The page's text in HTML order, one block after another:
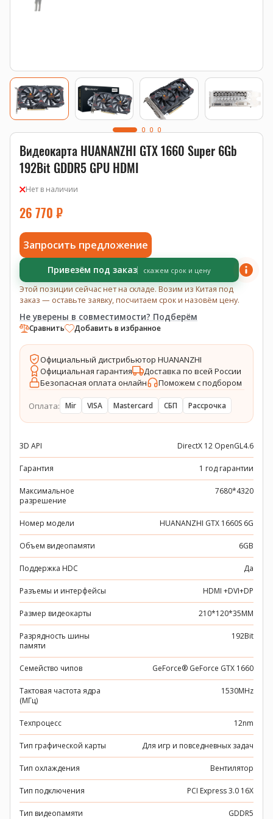
Видеокарта HUANANZHI GTX 1660 Super 6Gb
192Bit GDDR5 GPU HDMI
Нет в наличии
26 770 ₽
Запросить предложение
Привезём под заказ скажем срок и цену
Этой позиции сейчас нет на складе. Возим из Китая под
заказ — оставьте заявку, посчитаем срок и назовём цену.
Не уверены в совместимости? Подберём
Сравнить Добавить в избранное
Официальный дистрибьютор HUANANZHI
Официальная гарантия
Доставка по всей России
Безопасная оплата онлайн
Поможем с подбором
Оплата: Mir VISA Mastercard СБП Рассрочка
3D API DirectX 12 OpenGL4.6
Гарантия 1 год гарантии
Максимальное
разрешение
7680*4320
Номер модели HUANANZHI GTX 1660S 6G
Объем видеопамяти 6GB
Поддержка HDC Да
Разъемы и интерфейсы HDMI +DVI+DP
Размер видеокарты 210*120*35MM
Разрядность шины
памяти
192Bit
Семейство чипов GeForce® GeForce GTX 1660
Тактовая частота ядра
(МГц)
1530MHz
Техпроцесс 12nm
Тип графической карты Для игр и повседневных задач
Тип охлаждения Вентилятор
Тип подключения PCI Express 3.0 16X
Тип видеопамяти GDDR5